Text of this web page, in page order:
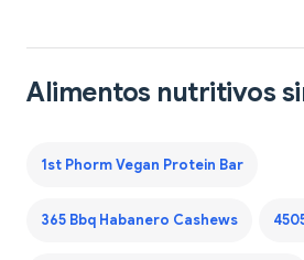
Alimentos nutritivos
1st Phorm Vegan Protein Bar
365 Bbq Habanero Cashews